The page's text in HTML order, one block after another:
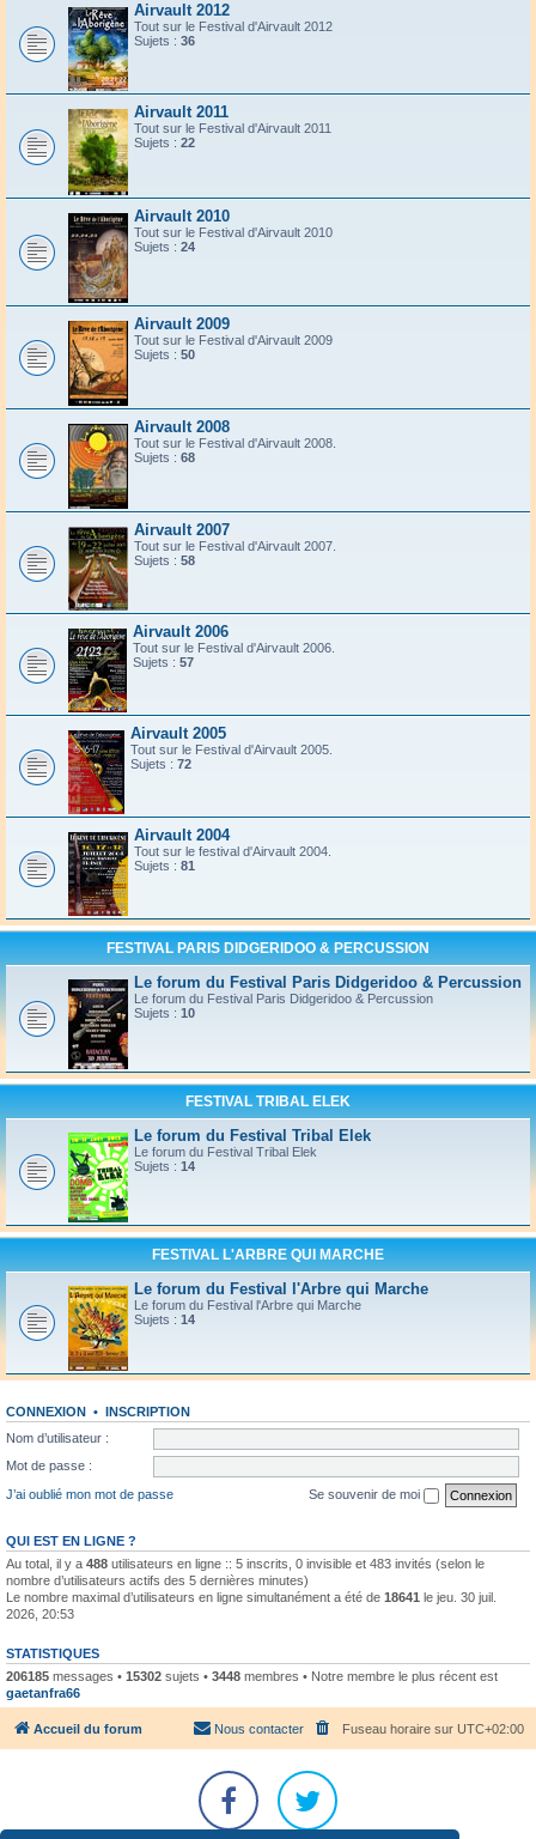
Airvault 2012
Tout sur le Festival d'Airvault 2012
Sujets : 36
Airvault 2011
Tout sur le Festival d'Airvault 2011
Sujets : 22
Airvault 2010
Tout sur le Festival d'Airvault 2010
Sujets : 24
Airvault 2009
Tout sur le Festival d'Airvault 2009
Sujets : 50
Airvault 2008
Tout sur le Festival d'Airvault 2008.
Sujets : 68
Airvault 2007
Tout sur le Festival d'Airvault 2007.
Sujets : 58
Airvault 2006
Tout sur le Festival d'Airvault 2006.
Sujets : 57
Airvault 2005
Tout sur le Festival d'Airvault 2005.
Sujets : 72
Airvault 2004
Tout sur le festival d'Airvault 2004.
Sujets : 81
FESTIVAL PARIS DIDGERIDOO & PERCUSSION
Le forum du Festival Paris Didgeridoo & Percussion
Le forum du Festival Paris Didgeridoo & Percussion
Sujets : 10
FESTIVAL TRIBAL ELEK
Le forum du Festival Tribal Elek
Le forum du Festival Tribal Elek
Sujets : 14
FESTIVAL L'ARBRE QUI MARCHE
Le forum du Festival l'Arbre qui Marche
Le forum du Festival l'Arbre qui Marche
Sujets : 14
CONNEXION • INSCRIPTION
Nom d’utilisateur :
Mot de passe :
J’ai oublié mon mot de passe
Se souvenir de moi
QUI EST EN LIGNE ?
Au total, il y a 488 utilisateurs en ligne :: 5 inscrits, 0 invisible et 483 invités (selon le
nombre d’utilisateurs actifs des 5 dernières minutes)
Le nombre maximal d’utilisateurs en ligne simultanément a été de 18641 le jeu. 30 juil.
2026, 20:53
STATISTIQUES
206185 messages • 15302 sujets • 3448 membres • Notre membre le plus récent est
gaetanfra66
Accueil du forum Fuseau horaire sur UTC+02:00
Nous contacter